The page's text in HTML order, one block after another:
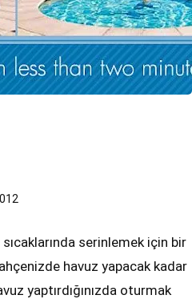
serinlemek için bir
havuz yapacak kadar
yaptırdığınızda oturmak